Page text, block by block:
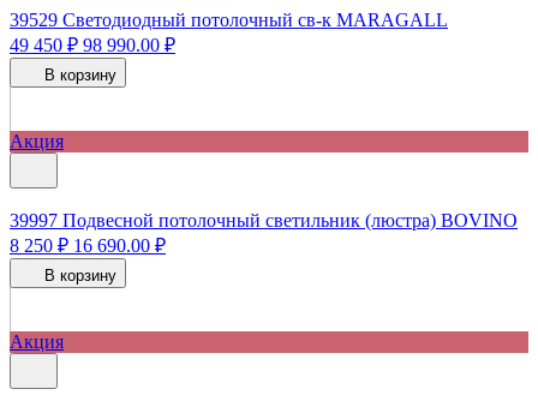
39529 Светодиодный потолочный св-к MARAGALL
49 450 ₽ 98 990.00 ₽
В корзину
Акция
39997 Подвесной потолочный светильник (люстра) BOVINO
8 250 ₽ 16 690.00 ₽
В корзину
Акция